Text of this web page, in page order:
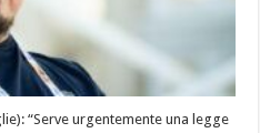
“Serve urgentemente una legge